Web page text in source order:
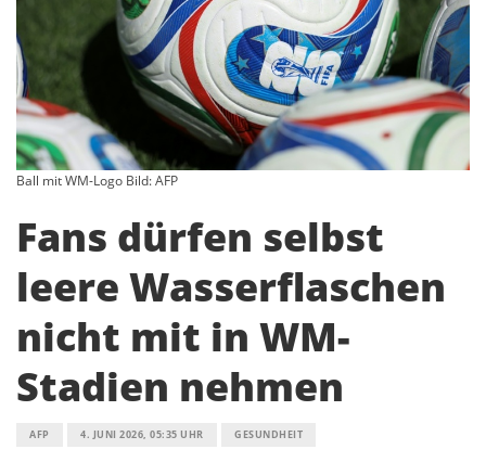
Ball mit WM-Logo Bild: AFP
Fans dürfen selbst
leere Wasserflaschen
nicht mit in WM-
Stadien nehmen
AFP 4. JUNI 2026, 05:35 UHR GESUNDHEIT